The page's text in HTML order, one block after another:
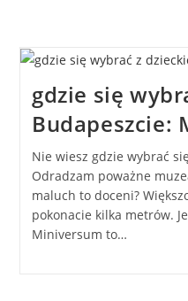
gdzie się
Budapeszcie:
Nie wiesz gdzie wybrać
Odradzam poważne
maluch to doceni?
pokonacie kilka metrów.
Miniversum to…